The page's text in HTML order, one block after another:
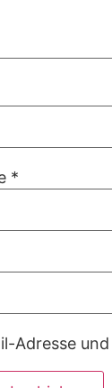
*
Adresse